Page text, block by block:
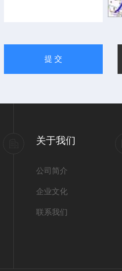
关于我们
公司简介
企业文化
联系我们